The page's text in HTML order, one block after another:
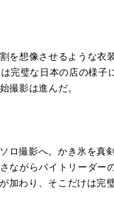
を想像させるような衣
完璧な日本の店の様子
撮影は進んだ。
ロ撮影へ。 かき氷を真
さながらバイトリーダー
加わり、 そこだけは完